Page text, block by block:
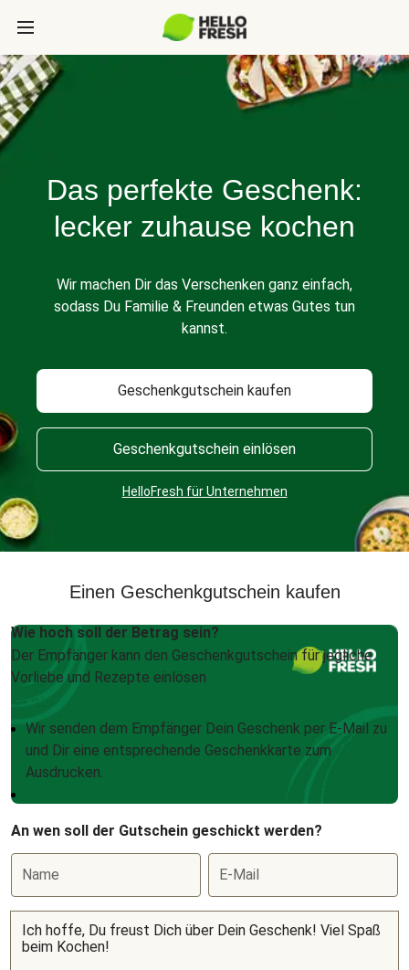
Das perfekte Geschenk:
lecker zuhause kochen
Wir machen Dir das Verschenken ganz einfach,
sodass Du Familie & Freunden etwas Gutes tun
kannst.
Geschenkgutschein kaufen
Geschenkgutschein einlösen
HelloFresh für Unternehmen
Einen Geschenkgutschein kaufen
Wie hoch soll der Betrag sein?
Der Empfänger kann den Geschenkgutschein für jegliche
Vorliebe und Rezepte einlösen
Wir senden dem Empfänger Dein Geschenk per E-Mail zu
und Dir eine entsprechende Geschenkkarte zum
Ausdrucken.
An wen soll der Gutschein geschickt werden?
Name E-Mail